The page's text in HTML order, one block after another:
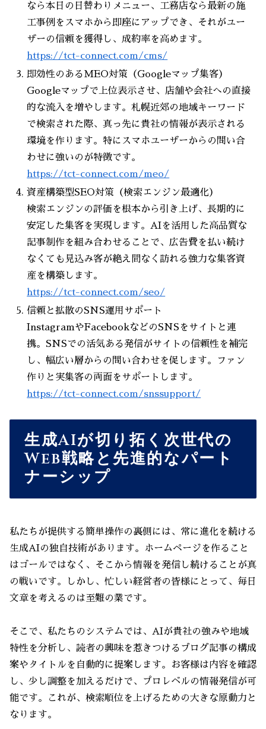
なら本日の日替わりメニュー、工務店なら最新の施
工事例をスマホから即座にアップでき、それがユー
ザーの信頼を獲得し、成約率を高めます。
https://tct-connect.com/cms/
即効性のあるMEO対策（Googleマップ集客）
Googleマップで上位表示させ、店舗や会社への直接
的な流入を増やします。札幌近郊の地域キーワード
で検索された際、真っ先に貴社の情報が表示される
環境を作ります。特にスマホユーザーからの問い合
わせに強いのが特徴です。
https://tct-connect.com/meo/
資産構築型SEO対策（検索エンジン最適化）
検索エンジンの評価を根本から引き上げ、長期的に
安定した集客を実現します。AIを活用した高品質な
記事制作を組み合わせることで、広告費を払い続け
なくても見込み客が絶え間なく訪れる強力な集客資
産を構築します。
https://tct-connect.com/seo/
信頼と拡散のSNS運用サポート
InstagramやFacebookなどのSNSをサイトと連
携。SNSでの活気ある発信がサイトの信頼性を補完
し、幅広い層からの問い合わせを促します。ファン
作りと実集客の両面をサポートします。
https://tct-connect.com/snssupport/
生成AIが切り拓く次世代の
Web戦略と先進的なパート
ナーシップ
私たちが提供する簡単操作の裏側には、常に進化を続ける
生成AIの独自技術があります。ホームページを作ること
はゴールではなく、そこから情報を発信し続けることが真
の戦いです。しかし、忙しい経営者の皆様にとって、毎日
文章を考えるのは至難の業です。
そこで、私たちのシステムでは、AIが貴社の強みや地域
特性を分析し、読者の興味を惹きつけるブログ記事の構成
案やタイトルを自動的に提案します。お客様は内容を確認
し、少し調整を加えるだけで、プロレベルの情報発信が可
能です。これが、検索順位を上げるための大きな原動力と
なります。